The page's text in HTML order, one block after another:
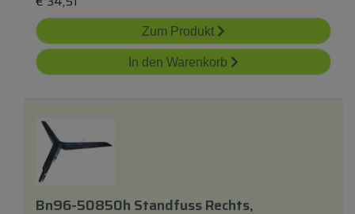
Zum Produkt
In den Warenkorb
Bn96-50850h Standfuss Rechts,